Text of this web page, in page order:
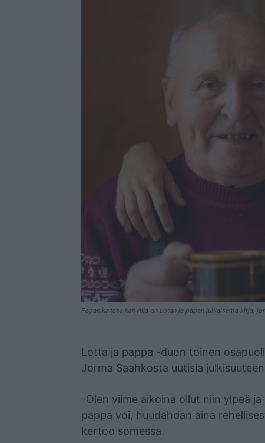
Papan kanssa kahvilla on Lotan ja papan julkaisema kirja,
Lotta ja pappa -duon toinen
Jorma Saahkosta uutisia
-Olen viime aikoina ollut niin ylpeä
pappa voi, huudahdan aina
kertoo somessa.